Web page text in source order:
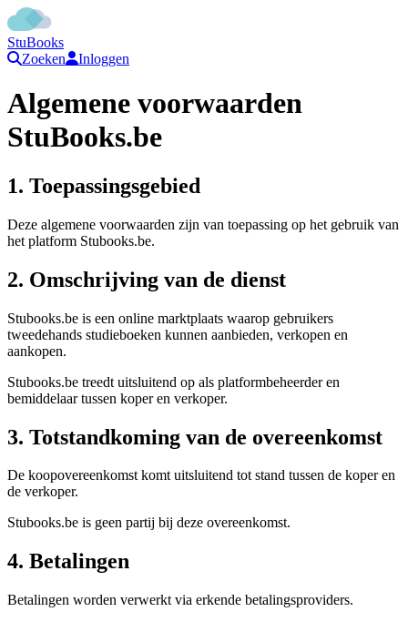
StuBooks
Zoeken
Inloggen
Algemene voorwaarden
StuBooks.be
1. Toepassingsgebied
Deze algemene voorwaarden zijn van toepassing op het gebruik van
het platform Stubooks.be.
2. Omschrijving van de dienst
Stubooks.be is een online marktplaats waarop gebruikers
tweedehands studieboeken kunnen aanbieden, verkopen en
aankopen.
Stubooks.be treedt uitsluitend op als platformbeheerder en
bemiddelaar tussen koper en verkoper.
3. Totstandkoming van de overeenkomst
De koopovereenkomst komt uitsluitend tot stand tussen de koper en
de verkoper.
Stubooks.be is geen partij bij deze overeenkomst.
4. Betalingen
Betalingen worden verwerkt via erkende betalingsproviders.